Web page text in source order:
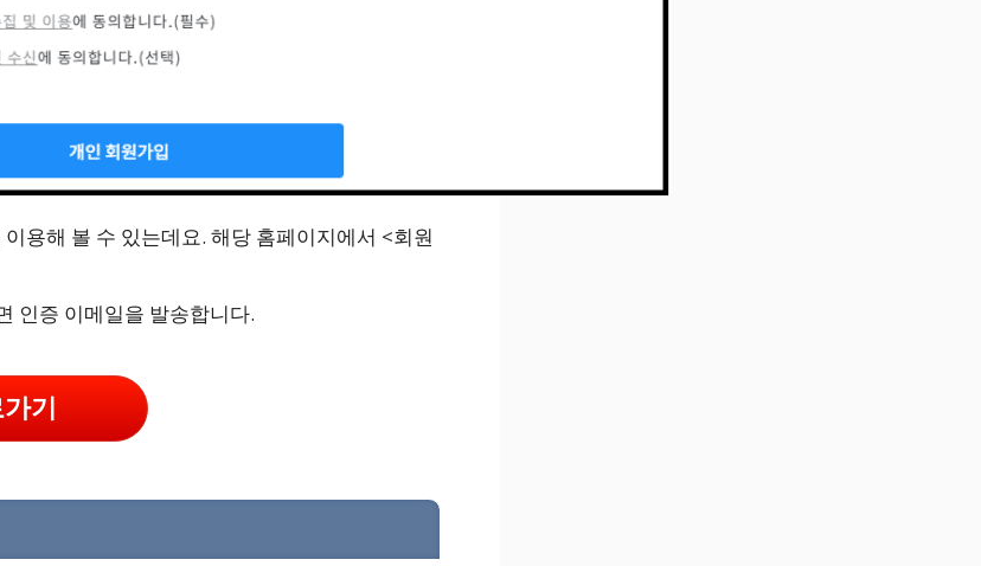
용해 볼 수 있는데요. 해당 홈페이지에서 <회원
인증 이메일을 발송합니다.
기